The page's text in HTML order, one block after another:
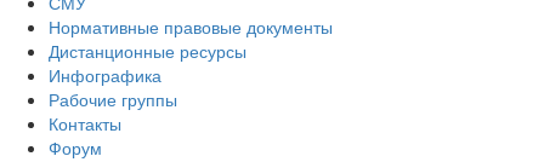
Нормативные правовые документы
Дистанционные ресурсы
Инфографика
Рабочие группы
Контакты
Форум